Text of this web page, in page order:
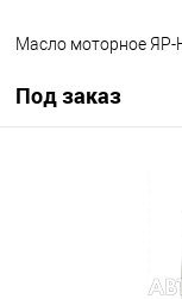
Масло моторное
Под заказ